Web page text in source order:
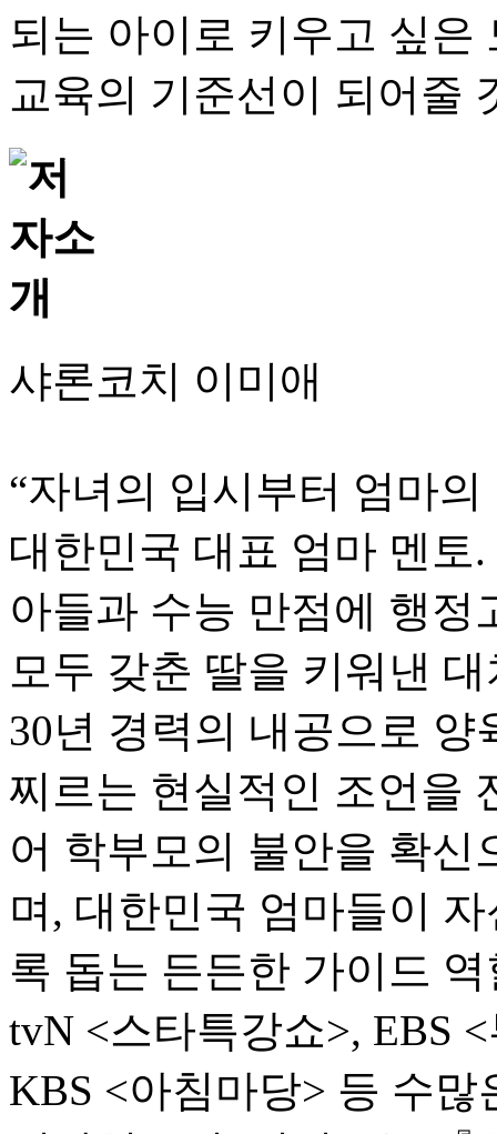
되는 아이로 키우고 싶은
교육의 기준선이 되어줄
샤론코치 이미애
“자녀의 입시부터 엄마의
대한민국 대표 엄마 멘토
아들과 수능 만점에 행정
모두 갖춘 딸을 키워낸
30년 경력의 내공으로
찌르는 현실적인 조언을
어 학부모의 불안을 확신
며, 대한민국 엄마들이
록 돕는 든든한 가이드
tvN <스타특강쇼>, EBS
KBS <아침마당> 등 수